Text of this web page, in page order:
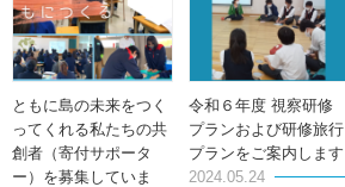
ともに島の未来をつく
ってくれる私たちの共
創者（寄付サポータ
ー）を募集していま
令和６年度 視察研修
プランおよび研修旅行
プランをご案内します
2024.05.24